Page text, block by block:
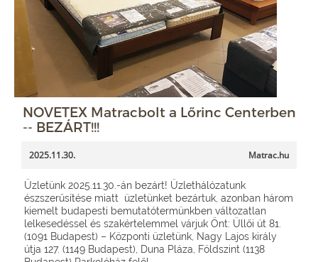
NOVETEX Matracbolt a Lőrinc Centerben
-- BEZÁRT!!!
2025.11.30. Matrac.hu
Üzletünk 2025.11.30.-án bezárt! Üzlethálózatunk
észszerűsítése miatt üzletünket bezártuk, azonban három
kiemelt budapesti bemutatótermünkben változatlan
lelkesedéssel és szakértelemmel várjuk Önt: Üllői út 81.
(1091 Budapest) – Központi üzletünk, Nagy Lajos király
útja 127. (1149 Budapest), Duna Pláza, Földszint (1138